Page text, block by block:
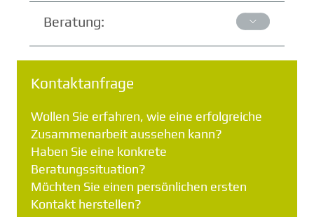
Beratung:
Kontaktanfrage
Wollen Sie erfahren, wie eine erfolgreiche
Zusammenarbeit aussehen kann?
Haben Sie eine konkrete
Beratungssituation?
Möchten Sie einen persönlichen ersten
Kontakt herstellen?